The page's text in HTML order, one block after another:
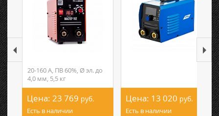
20-160 А, ПВ 60%, Ø эл. до
4,0 мм, 5,5 кг
Цена: 23 769 руб.
Есть в наличии
Цена: 13 020 руб.
Есть в наличии